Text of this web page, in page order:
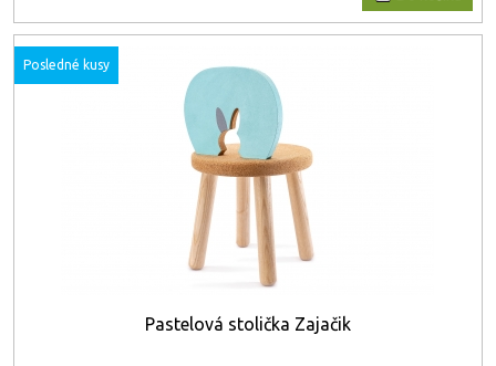
Posledné kusy
Pastelová stolička Zajačik